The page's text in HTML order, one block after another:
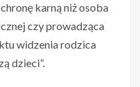
karną niż osoba
czy prowadząca
widzenia rodzica
dzieci”.